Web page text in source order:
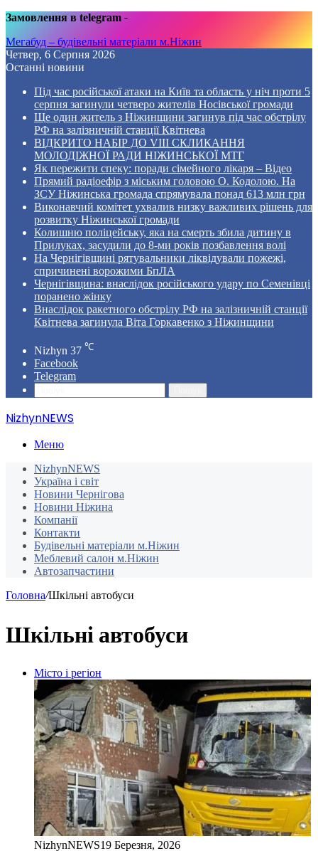
Замовлення в telegram -
Мегабуд – будівельні матеріали м.Ніжин
Четвер, 6 Серпня 2026
Останні новини
Під час російської атаки на Київ та область у ніч проти 5
серпня загинули четверо жителів Носівської громади
Ще один житель з Ніжинщини загинув під час обстрілу
РФ на залізничній станції Квітнева
ВІДКРИТО НАБІР ДО VIII СКЛИКАННЯ
МОЛОДІЖНОЇ РАДИ НІЖИНСЬКОЇ МТГ
Як пережити спеку: поради сімейного лікаря – Відео
Прямий радіоефір з міським головою О. Кодолою. На
ЗСУ Ніжинська громада спрямувала понад 613 млн грн
Виконавчий комітет ухвалив низку важливих рішень для
розвитку Ніжинської громади
Колишню поліцейську, яка на смерть збила дитину в
Прилуках, засудили до 8-ми років позбавлення волі
На Чернігівщині рятувальники ліквідували пожежі,
спричинені ворожими БпЛА
Чернігівщина: внаслідок російського удару по Семенівці
поранено жінку
Внаслідок ракетного обстрілу РФ на залізничній станції
Квітнева загинула Віта Горкавенко з Ніжинщини
Nizhyn 37 ℃
Facebook
Telegram
NizhynNEWS
Меню
NizhynNEWS
Україна і світ
Новини Чернігова
Новини Ніжина
Компанії
Контакти
Будівельні матеріали м.Ніжин
Меблевий салон м.Ніжин
Автозапчастини
Головна/Шкільні автобуси
Шкільні автобуси
Місто і регіон
NizhynNEWS19 Березня, 2026